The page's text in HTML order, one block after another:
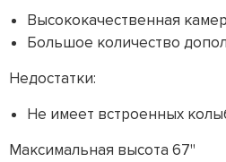
Высококачественная
Большое количество
Недостатки:
Не имеет встроенных
Максимальная высота 67"